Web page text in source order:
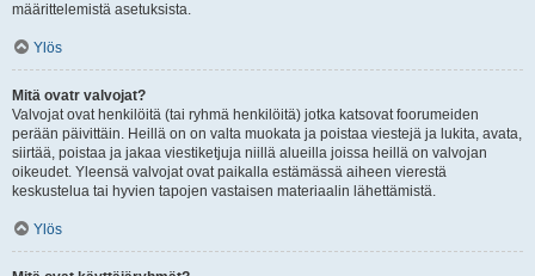
määrittelemistä asetuksista.
Ylös
Mitä ovatr valvojat?
Valvojat ovat henkilöitä (tai ryhmä henkilöitä) jotka katsovat foorumeiden
perään päivittäin. Heillä on on valta muokata ja poistaa viestejä ja lukita, avata,
siirtää, poistaa ja jakaa viestiketjuja niillä alueilla joissa heillä on valvojan
oikeudet. Yleensä valvojat ovat paikalla estämässä aiheen vierestä
keskustelua tai hyvien tapojen vastaisen materiaalin lähettämistä.
Ylös